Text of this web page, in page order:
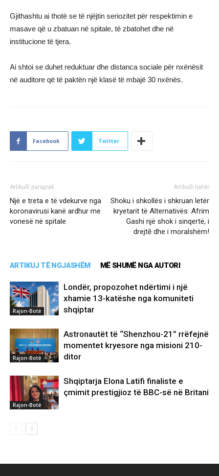
Gjithashtu ai thotë se të njëjtin seriozitet për respektimin e
masave që u zbatuan në spitale, të zbatohet dhe në
institucione të tjera.
Ai shtoi se duhet reduktuar dhe distanca sociale për nxënësit
në auditore që të paktën një klasë të mbajë 30 nxënës.
Facebook Twitter
Artikulli paraprak
Një e treta e të vdekurve nga
koronavirusi kanë ardhur me
vonesë në spitale
Artikulli tjetër
Shoku i shkollës i shkruan letër
kryetarit të Alternativës: Afrim
Gashi një shok i sinqertë, i
drejtē dhe i moralshëm!
ARTIKUJ TË NGJASHËM MË SHUMË NGA AUTORI
Rajon-Botë
Londër, propozohet ndërtimi i një
xhamie 13-katëshe nga komuniteti
shqiptar
Rajon-Botë
Astronautët të “Shenzhou-21” rrëfejnë
momentet kryesore nga misioni 210-
ditor
Rajon-Botë
Shqiptarja Elona Latifi finaliste e
çmimit prestigjioz të BBC-së në Britani